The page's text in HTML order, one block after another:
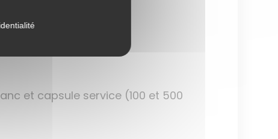
et capsule service (100 et 500